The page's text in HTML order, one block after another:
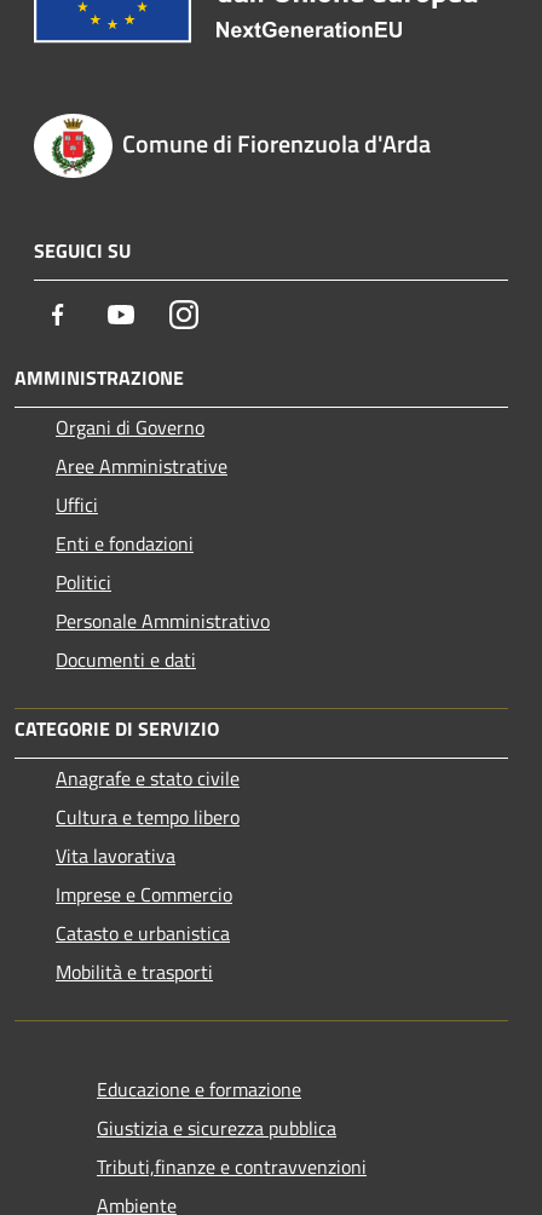
Comune di Fiorenzuola d'Arda
SEGUICI SU
Facebook YoutubeInstagram
AMMINISTRAZIONE
Organi di Governo
Aree Amministrative
Uffici
Enti e fondazioni
Politici
Personale Amministrativo
Documenti e dati
CATEGORIE DI SERVIZIO
Anagrafe e stato civile
Cultura e tempo libero
Vita lavorativa
Imprese e Commercio
Catasto e urbanistica
Mobilità e trasporti
Educazione e formazione
Giustizia e sicurezza pubblica
Tributi,finanze e contravvenzioni
Ambiente